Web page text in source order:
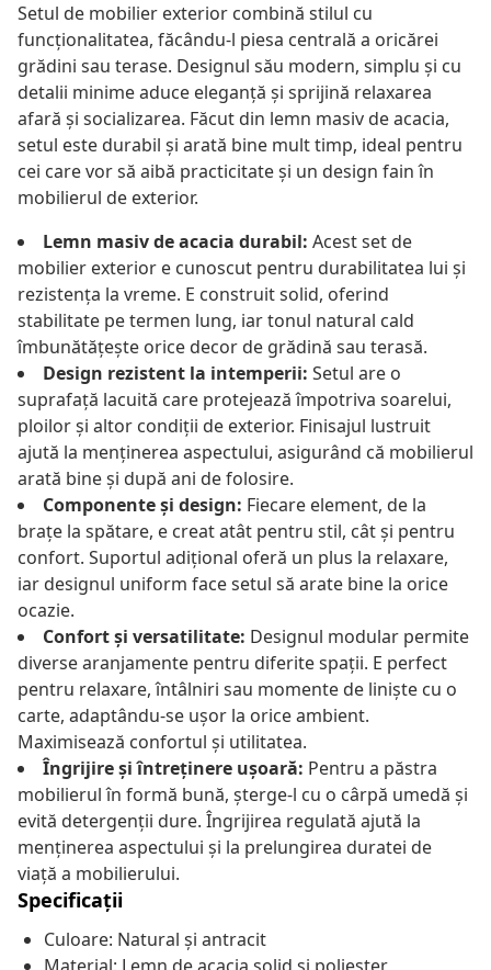
Setul de mobilier exterior combină stilul cu
funcționalitatea, făcându-l piesa centrală a oricărei
grădini sau terase. Designul său modern, simplu și cu
detalii minime aduce eleganță și sprijină relaxarea
afară și socializarea. Făcut din lemn masiv de acacia,
setul este durabil și arată bine mult timp, ideal pentru
cei care vor să aibă practicitate și un design fain în
mobilierul de exterior.
Lemn masiv de acacia durabil: Acest set de
mobilier exterior e cunoscut pentru durabilitatea lui și
rezistența la vreme. E construit solid, oferind
stabilitate pe termen lung, iar tonul natural cald
îmbunătățește orice decor de grădină sau terasă.
Design rezistent la intemperii: Setul are o
suprafață lacuită care protejează împotriva soarelui,
ploilor și altor condiții de exterior. Finisajul lustruit
ajută la menținerea aspectului, asigurând că mobilierul
arată bine și după ani de folosire.
Componente și design: Fiecare element, de la
brațe la spătare, e creat atât pentru stil, cât și pentru
confort. Suportul adițional oferă un plus la relaxare,
iar designul uniform face setul să arate bine la orice
ocazie.
Confort și versatilitate: Designul modular permite
diverse aranjamente pentru diferite spații. E perfect
pentru relaxare, întâlniri sau momente de liniște cu o
carte, adaptându-se ușor la orice ambient.
Maximisează confortul și utilitatea.
Îngrijire și întreținere ușoară: Pentru a păstra
mobilierul în formă bună, șterge-l cu o cârpă umedă și
evită detergenții dure. Îngrijirea regulată ajută la
menținerea aspectului și la prelungirea duratei de
viață a mobilierului.
Specificații
Culoare: Natural și antracit